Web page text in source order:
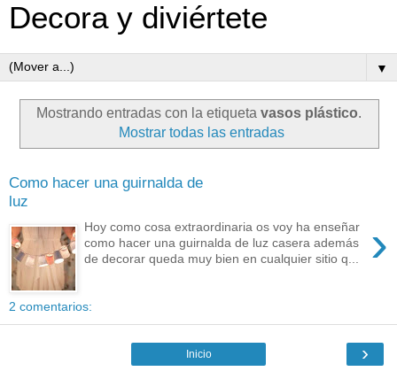
Decora y diviértete
▼
Mostrando entradas con la etiqueta vasos plástico.
Mostrar todas las entradas
Como hacer una guirnalda de
luz
›
Hoy como cosa extraordinaria os voy ha enseñar
como hacer una guirnalda de luz casera además
de decorar queda muy bien en cualquier sitio q...
2 comentarios:
›
Inicio